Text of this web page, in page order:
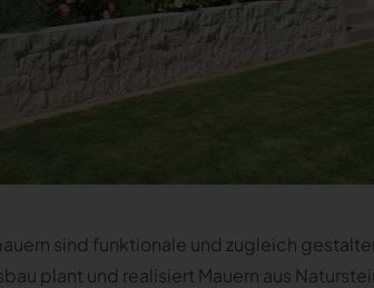
sind funktionale und zugleich
plant und realisiert Mauern aus